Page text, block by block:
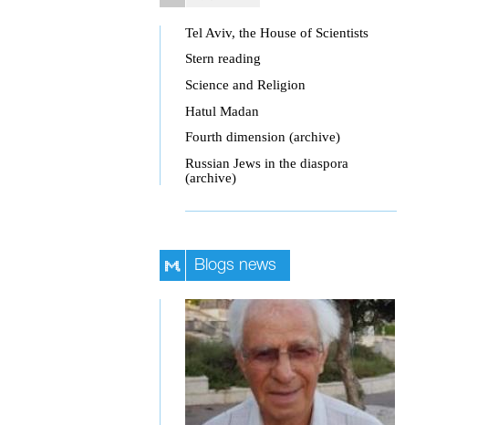
Tel Aviv, the House of Scientists
Stern reading
Science and Religion
Hatul Madan
Fourth dimension (archive)
Russian Jews in the diaspora
(archive)
Blogs news